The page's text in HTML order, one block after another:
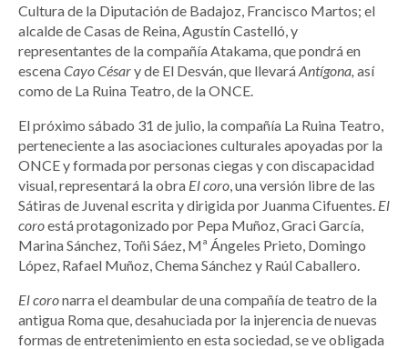
Cultura de la Diputación de Badajoz, Francisco Martos; el
alcalde de Casas de Reina, Agustín Castelló, y
representantes de la compañía Atakama, que pondrá en
escenaCayo Césary de El Desván, que llevaráAntígona, así
como de La Ruina Teatro, de la ONCE.
El próximo sábado 31 de julio, la compañía La Ruina Teatro,
perteneciente a las asociaciones culturales apoyadas por la
ONCE y formada por personas ciegas y con discapacidad
visual, representará la obra El coro , una versión libre de las
Sátiras de Juvenal escrita y dirigida por Juanma Cifuentes. El
coroestá protagonizado por Pepa Muñoz, Graci García,
Marina Sánchez, Toñi Sáez, Mª Ángeles Prieto, Domingo
López, Rafael Muñoz, Chema Sánchez y Raúl Caballero.
El coronarra el deambular de una compañía de teatro de la
antigua Roma que, desahuciada por la injerencia de nuevas
formas de entretenimiento en esta sociedad, se ve obligada